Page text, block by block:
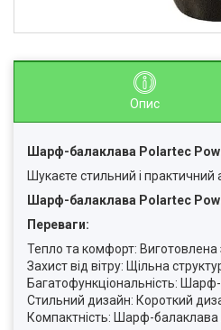
Опис
Шарф-балаклава Polartec
Шукаєте стильний і практичний
Шарф-балаклава Polartec
Переваги:
Тепло та комфорт: Виготовлена
Захист від вітру: Щільна
Багатофункціональність:
Стильний дизайн: Короткий
Компактність: Шарф-балаклава